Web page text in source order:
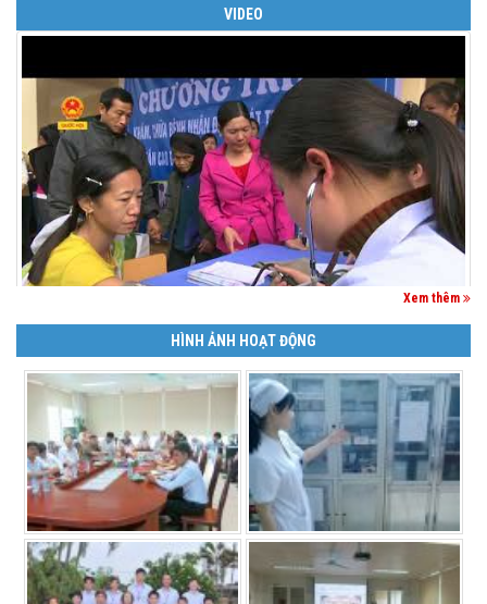
VIDEO
Xem thêm
HÌNH ẢNH HOẠT ĐỘNG